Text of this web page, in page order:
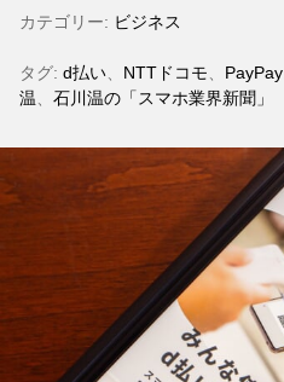
カテゴリー: ビジネス
タグ: d払い NTTドコモ PayPay
温
石川温の「スマホ業界新聞」